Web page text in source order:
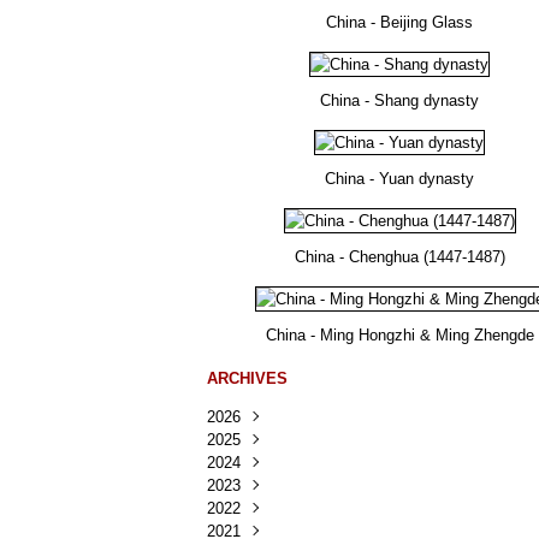
China - Beijing Glass
China - Shang dynasty
China - Yuan dynasty
China - Chenghua (1447-1487)
China - Ming Hongzhi & Ming Zhengde
ARCHIVES
2026
Août
Juillet
Juin
Mai(100)
Avril
2025
Décembre
Novembre
Octobre
Septembre
2024
Décembre
Novembre
Octobre
2023
Décembre
Novembre
2022
Décembre
2021